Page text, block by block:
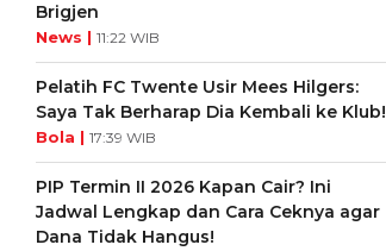
Brigjen
News | 11:22 WIB
Pelatih FC Twente Usir Mees Hilgers:
Saya Tak Berharap Dia Kembali ke Klub!
Bola | 17:39 WIB
PIP Termin II 2026 Kapan Cair? Ini
Jadwal Lengkap dan Cara Ceknya agar
Dana Tidak Hangus!